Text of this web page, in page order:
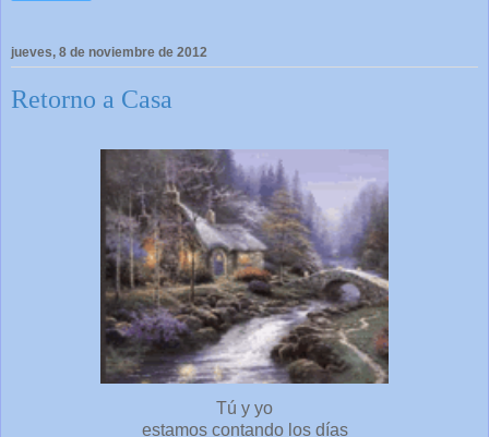
jueves, 8 de noviembre de 2012
Retorno a Casa
Tú y yo
estamos contando los días